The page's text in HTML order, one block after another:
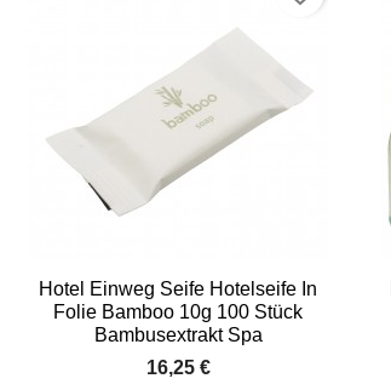
Hotel Einweg Seife Hotelseife In
Folie Bamboo 10g 100 Stück
Bambusextrakt Spa
16,25 €
Vorschau